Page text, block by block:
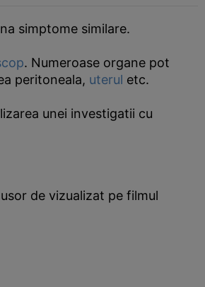
simptome similare.
. Numeroase organe pot
peritoneala, uterul etc.
unei investigatii cu
de vizualizat pe filmul